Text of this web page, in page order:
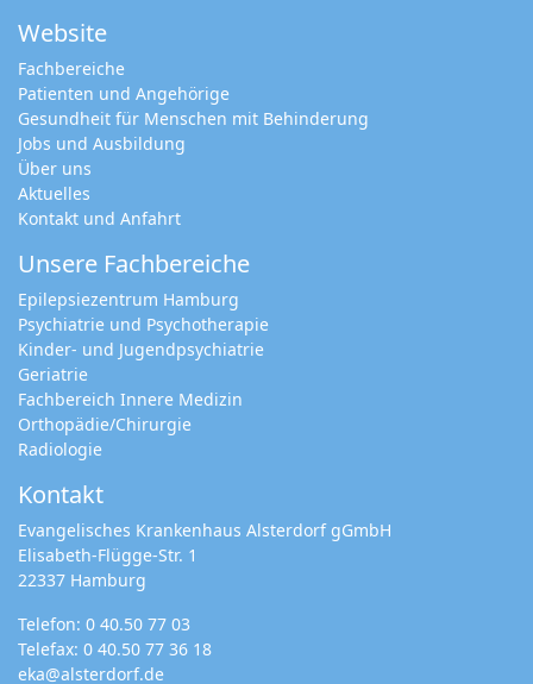
Website
Fachbereiche
Patienten und Angehörige
Gesundheit für Menschen mit Behinderung
Jobs und Ausbildung
Über uns
Aktuelles
Kontakt und Anfahrt
Unsere Fachbereiche
Epilepsiezentrum Hamburg
Psychiatrie und Psychotherapie
Kinder- und Jugendpsychiatrie
Geriatrie
Fachbereich Innere Medizin
Orthopädie/Chirurgie
Radiologie
Kontakt
Evangelisches Krankenhaus Alsterdorf gGmbH
Elisabeth-Flügge-Str. 1
22337 Hamburg
Telefon: 0 40.50 77 03
Telefax: 0 40.50 77 36 18
eka@alsterdorf.de